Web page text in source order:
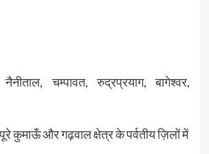
नैनीताल, चम्पावत, रुद्रप्रयाग, बागेश्वर,
कुमाऊँ और गढ़वाल क्षेत्र के पर्वतीय ज़िलों में